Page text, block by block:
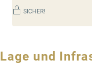
SICHER!
Lage und